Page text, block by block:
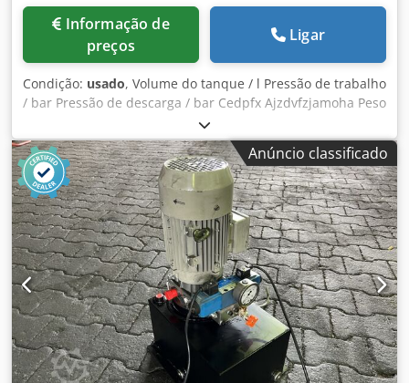
preços
Ligar
Condição: usado, Volume do tanque / l Pressão de trabalho
/ bar Pressão de descarga / bar Cedpfx Ajzdvfzjamoha Peso
/ kg Necessidade de espaço aprox. / m
Anúncio classificado